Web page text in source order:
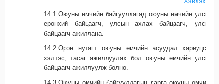
14.1.Оюуны өмчийн байгууллагад оюуны өмчийн улсын
ерөнхий байцаагч, улсын ахлах байцаагч, улсын
байцаагч ажиллана.
14.2.Орон нутагт оюуны өмчийн асуудал хариуцсан
хэлтэс, тасаг ажиллуулах бол оюуны өмчийн улсын
байцаагч ажиллуулж болно.
14.3.Оюуны өмчийн байгууллагын дарга оюуны өмчийн